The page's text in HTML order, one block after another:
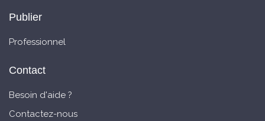
Publier
Professionnel
Contact
Besoin d'aide ?
Contactez-nous